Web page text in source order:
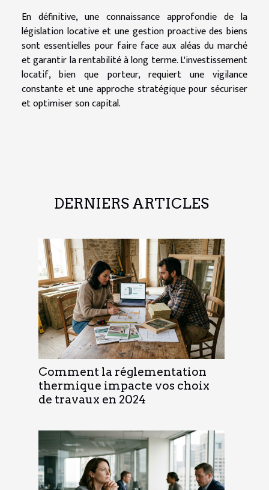
En définitive, une connaissance approfondie de la
législation locative et une gestion proactive des biens
sont essentielles pour faire face aux aléas du marché
et garantir la rentabilité à long terme. L'investissement
locatif, bien que porteur, requiert une vigilance
constante et une approche stratégique pour sécuriser
et optimiser son capital.
DERNIERS ARTICLES
Comment la réglementation
thermique impacte vos choix
de travaux en 2024